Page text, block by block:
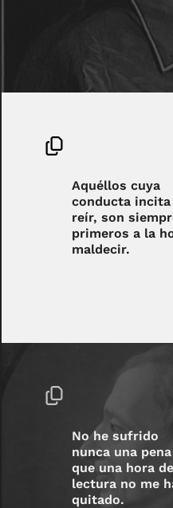
Aquéllos cuya
conducta incita
reír, son
primeros a la
maldecir.
No he sufrido
nunca una pena
que una hora
lectura no me
quitado.